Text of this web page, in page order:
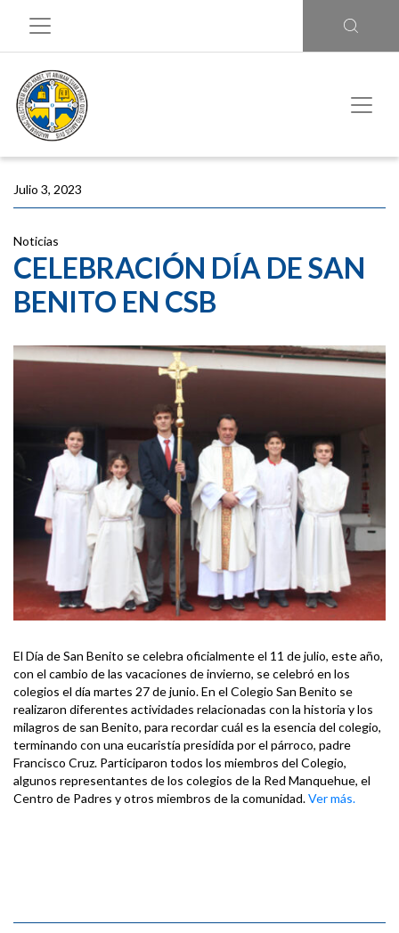
Julio 3, 2023
Noticias
CELEBRACIÓN DÍA DE SAN
BENITO EN CSB
El Día de San Benito se celebra oficialmente el 11 de julio, este año,
con el cambio de las vacaciones de invierno, se celebró en los
colegios el día martes 27 de junio. En el Colegio San Benito se
realizaron diferentes actividades relacionadas con la historia y los
milagros de san Benito, para recordar cuál es la esencia del colegio,
terminando con una eucaristía presidida por el párroco, padre
Francisco Cruz. Participaron todos los miembros del Colegio,
algunos representantes de los colegios de la Red Manquehue, el
Centro de Padres y otros miembros de la comunidad.Ver más.